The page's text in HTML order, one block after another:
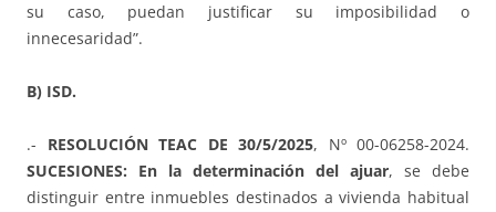
su caso, puedan justificar su imposibilidad o
innecesaridad”.
B) ISD.
.- RESOLUCIÓN TEAC DE 30/5/2025, Nº 00-06258-2024.
SUCESIONES: En la determinación del ajuar, se debe
distinguir entre inmuebles destinados a vivienda habitual